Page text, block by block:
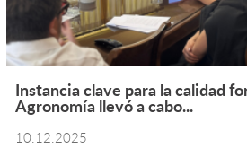
Instancia clave para la calidad
Agronomía llevó a cabo...
10.12.2025